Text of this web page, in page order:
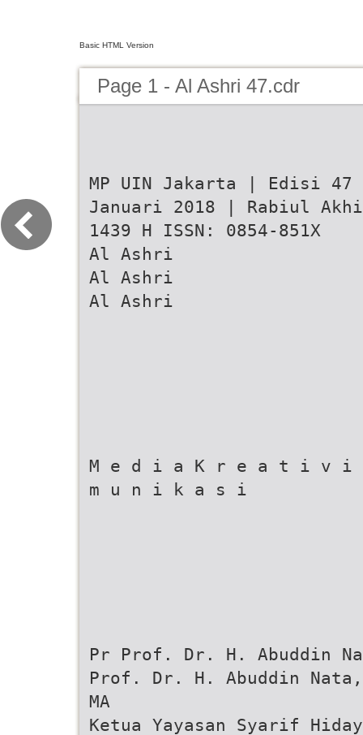
Basic HTML Version
Page 1 - Al Ashri 47.cdr
MP UIN Jakarta | Edisi
Januari 2018 | Rabiul
1439 H ISSN: 0854-851X
Al Ashri
Al Ashri
Al Ashri
M e d i a K r e a t i v i
m u n i k a s i
Pr Prof. Dr. H. Abuddin
Prof. Dr. H. Abuddin
MA
Ketua Yayasan Syarif